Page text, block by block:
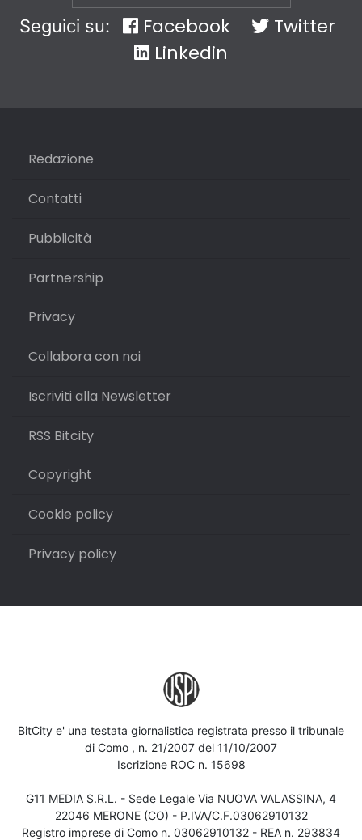
Seguici su: Facebook
Twitter
Linkedin
Redazione
Contatti
Pubblicità
Partnership
Privacy
Collabora con noi
Iscriviti alla Newsletter
RSS Bitcity
Copyright
Cookie policy
Privacy policy
BitCity e' una testata giornalistica registrata presso il tribunale
di Como , n. 21/2007 del 11/10/2007
Iscrizione ROC n. 15698
G11 MEDIA S.R.L. - Sede Legale Via NUOVA VALASSINA, 4
22046 MERONE (CO) - P.IVA/C.F.03062910132
Registro imprese di Como n. 03062910132 - REA n. 293834